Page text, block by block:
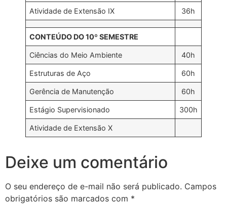
Atividade de Extensão IX 36h
CONTEÚDO DO 10º SEMESTRE
Ciências do Meio Ambiente 40h
Estruturas de Aço 60h
Gerência de Manutenção 60h
Estágio Supervisionado 300h
Atividade de Extensão X
Deixe um comentário
O seu endereço de e-mail não será publicado. Campos
obrigatórios são marcados com *